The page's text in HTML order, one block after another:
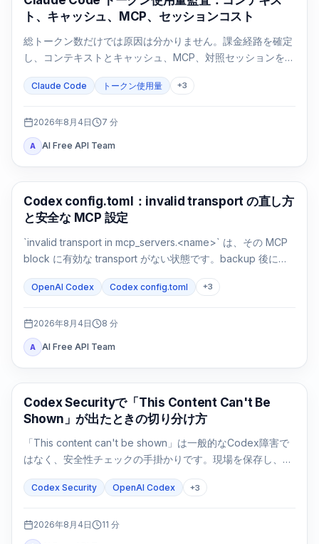
ト、キャッシュ、MCP、セッションコスト
総トークン数だけでは原因は分かりません。課金経路を確定
し、コンテキストとキャッシュ、MCP、対照セッションを同
Claude Code トークン使用量 +3
2026年8月4日 7 分
A AI Free API Team
AI 開発ツール
Codex config.toml：invalid transport の直し方
と安全な MCP 設定
`invalid transport in mcp_servers.<name>` は、その MCP
block に有効な transport がない状態です。backup 後に
します。
OpenAI Codex Codex config.toml +3
2026年8月4日 8 分
A AI Free API Team
OpenAI Codex
Codex Securityで「This Content Can't Be
Shown」が出たときの切り分け方
「This content can't be shown」は一般的なCodex障害で
はなく、安全性チェックの手掛かりです。現場を保存し、許
Codex Security OpenAI Codex +3
2026年8月4日 11 分